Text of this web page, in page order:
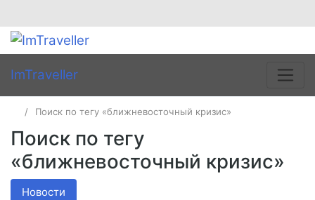
ImTraveller
Поиск по тегу «ближневосточный кризис»
Поиск по тегу
«ближневосточный кризис»
Новости